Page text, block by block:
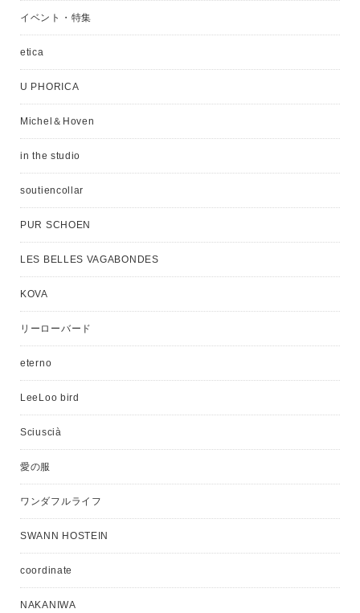
イベント・特集
etica
U PHORICA
Michel＆Hoven
in the studio
soutiencollar
PUR SCHOEN
LES BELLES VAGABONDES
KOVA
リーローバード
eterno
LeeLoo bird
Sciuscià
愛の服
ワンダフルライフ
SWANN HOSTEIN
coordinate
NAKANIWA